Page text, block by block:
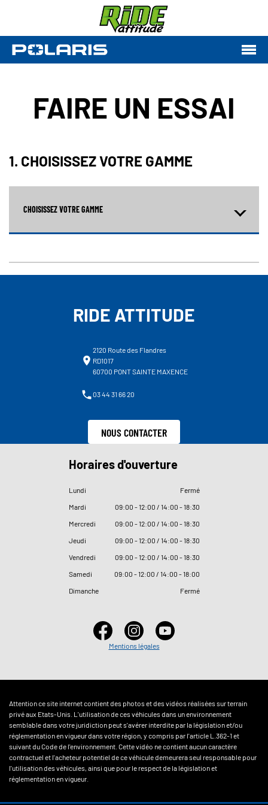
FAIRE UN ESSAI
1. CHOISISSEZ VOTRE GAMME
CHOISISSEZ VOTRE GAMME
RIDE ATTITUDE
2120 Route des Flandres
RD1017
60700 PONT SAINTE MAXENCE
03 44 31 66 20
NOUS CONTACTER
Horaires d'ouverture
Lundi
Fermé
Mardi
09:00 - 12:00 / 14:00 - 18:30
Mercredi
09:00 - 12:00 / 14:00 - 18:30
Jeudi
09:00 - 12:00 / 14:00 - 18:30
Vendredi
09:00 - 12:00 / 14:00 - 18:30
Samedi
09:00 - 12:00 / 14:00 - 18:00
Dimanche
Fermé
Mentions légales
Attention ce site internet contient des photos et des vidéos réalisées sur terrain
privé aux Etats-Unis. L'utilisation de ces véhicules dans un environnement
semblable dans votre juridiction peut s'avérer interdite par la législation et/ou
réglementation en vigueur dans votre région, y compris par l'article L.362-1 et
suivant du Code de l'environnement. Cette vidéo ne contient aucun caractère
contractuel et l'acheteur potentiel de ce véhicule demeurera seul responsable pour
l'utilisation des véhicules, ainsi que pour le respect de la législation et
réglementation en vigueur.